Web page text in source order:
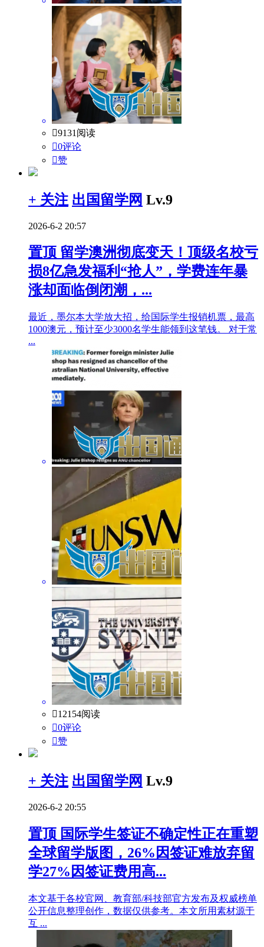
9131阅读
0评论
赞
+ 关注 出国留学网 Lv.9
2026-6-2 20:57
置顶 留学澳洲彻底变天！顶级名校亏
损8亿急发福利“抢人”，学费连年暴
涨却面临倒闭潮，...
最近，墨尔本大学放大招，给国际学生报销机票，最高
1000澳元，预计至少3000名学生能领到这笔钱。 对于常
...
12154阅读
0评论
赞
+ 关注 出国留学网 Lv.9
2026-6-2 20:55
置顶 国际学生签证不确定性正在重塑
全球留学版图，26%因签证难放弃留
学27%因签证费用高...
本文基于各校官网、教育部/科技部官方发布及权威榜单
公开信息整理创作，数据仅供参考。本文所用素材源于
互 ...